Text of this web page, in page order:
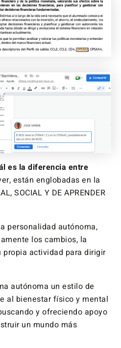
es la diferencia entre
están englobadas en la
SOCIAL Y DE APRENDER
personalidad autónoma,
los cambios, la
actividad para dirigir
autónoma un estilo de
al bienestar físico y mental
y ofreciendo apoyo
un mundo más